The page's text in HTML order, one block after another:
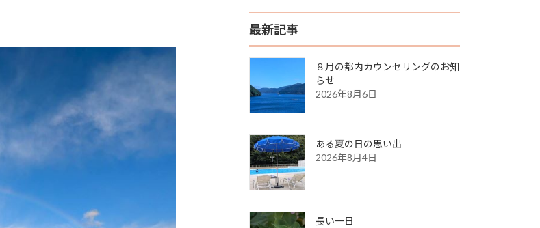
最新記事
８月の都内カウンセリングのお知
らせ
2026年8月6日
ある夏の日の思い出
2026年8月4日
長い一日